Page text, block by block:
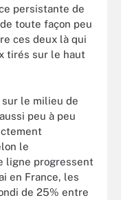
persistante de
toute façon peu
ces deux là qui
tirés sur le haut
le milieu de
peu à peu
le
ligne progressent
en France, les
de 25% entre